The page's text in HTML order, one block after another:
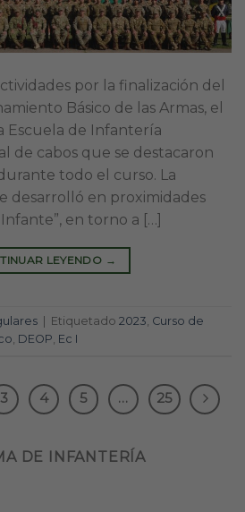
por la finalización del
Básico de las Armas, el
Escuela de Infantería
de cabos que se destacaron
todo el curso. La
desarrolló en proximidades
en torno a […]
LEYENDO →
Etiquetado 2023, Curso de
, DEOP, Ec I
3 4 5 … 25
DE INFANTERÍA